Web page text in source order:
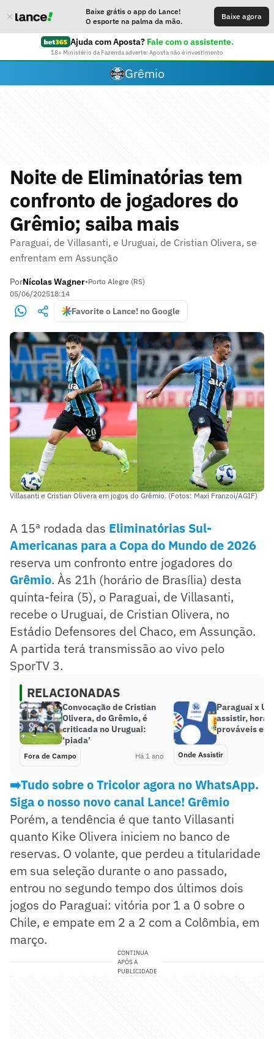
Baixe grátis o app do Lance!
O esporte na palma da mão.
Baixe agora
Ajuda com Aposta? Fale com o assistente.
18+ Ministério da Fazenda adverte: Aposta não é investimento
Grêmio
Noite de Eliminatórias tem
confronto de jogadores do
Grêmio; saiba mais
Paraguai, de Villasanti, e Uruguai, de Cristian Olivera, se
enfrentam em Assunção
PorNícolas Wagner•Porto Alegre (RS)
05/06/202518:14
Favorite o Lance! no Google
Villasanti e Cristian Olivera em jogos do Grêmio. (Fotos: Maxi Franzoi/AGIF)
A 15ª rodada das Eliminatórias Sul-
Americanas para a Copa do Mundo de 2026
reserva um confronto entre jogadores do
Grêmio. Às 21h (horário de Brasília) desta
quinta-feira (5), o Paraguai, de Villasanti,
recebe o Uruguai, de Cristian Olivera, no
Estádio Defensores del Chaco, em Assunção.
A partida terá transmissão ao vivo pelo
SporTV 3.
RELACIONADAS
Convocação de Cristian
Olivera, do Grêmio, é
criticada no Uruguai:
‘piada’
Fora de Campo Há 1 ano
Paraguai x
assistir,
prováveis
Onde Assistir
➡️Tudo sobre o Tricolor agora no WhatsApp.
Siga o nosso novo canal Lance! Grêmio
Porém, a tendência é que tanto Villasanti
quanto Kike Olivera iniciem no banco de
reservas. O volante, que perdeu a titularidade
em sua seleção durante o ano passado,
entrou no segundo tempo dos últimos dois
jogos do Paraguai: vitória por 1 a 0 sobre o
Chile, e empate em 2 a 2 com a Colômbia, em
março.
CONTINUA
APÓS A
PUBLICIDADE